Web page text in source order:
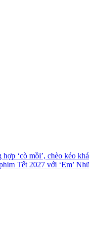
hợp ‘cò mồi’, chèo kéo
Tết 2027 với ‘Em’